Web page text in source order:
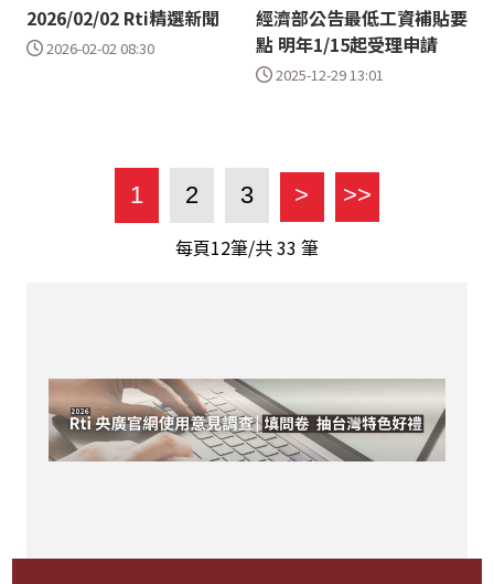
2026/02/02 Rti精選新聞
2026-02-02 08:30
經濟部公告最低工資補貼要
點 明年1/15起受理申請
2025-12-29 13:01
1 2 3 > >>
每頁12筆/共33 筆